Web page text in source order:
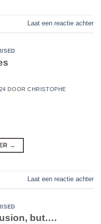
Laat een reactie achter
DOORCHRISTOPHE
→
Laat een reactie achter
but….